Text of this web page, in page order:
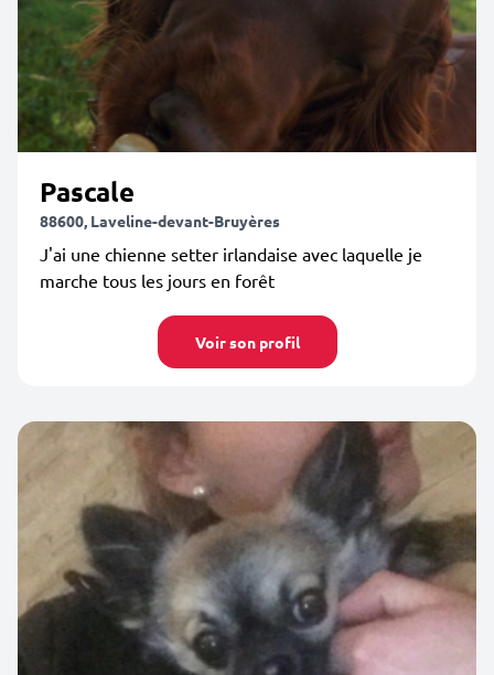
Pascale
88600, Laveline-devant-Bruyères
J'ai une chienne setter irlandaise avec laquelle je
marche tous les jours en forêt
Voir son profil